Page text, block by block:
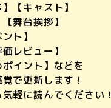
】【キャスト】
【舞台挨拶】
ト】
価レビュー】
ポイント】などを
で更新します！
軽に読んでください！